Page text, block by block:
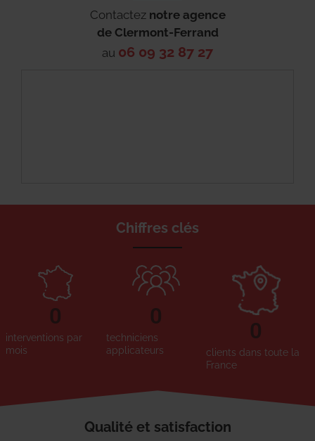
Contactez notre agence
de Clermont-Ferrand
au 06 09 32 87 27
Chiffres clés
interventions par
mois
0
techniciens
applicateurs
0
clients dans toute la
France
0
Qualité et satisfaction